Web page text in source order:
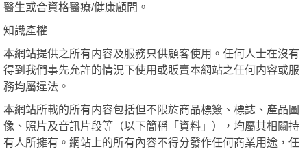
醫生或合資格醫療/健康顧問。
知識產權
本網站提供之所有内容及服務只供顧客使用。任何人士在沒有
得到我們事先允許的情況下使用或販賣本網站之任何内容或服
務均屬違法。
本網站所載的所有内容包括但不限於商品標簽、標誌、產品圖
像、照片及音訊片段等（以下簡稱「資料」），均屬其相關持
有人所擁有。網站上的所有內容不得分發作任何商業用途，任